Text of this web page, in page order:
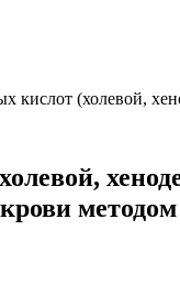
кислот (холевой,